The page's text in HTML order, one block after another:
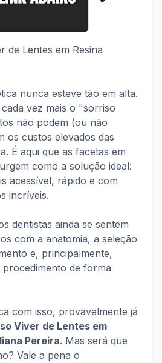
de Lentes em Resina
nunca esteve tão em alta.
vez mais o "sorriso
não podem (ou não
os custos elevados das
É aqui que as facetas em
como a solução ideal:
acessível, rápido e com
incríveis.
dentistas ainda se sentem
com a anatomia, a seleção
e, principalmente,
de forma
com isso, provavelmente já
Viver de Lentes em
Pereira. Mas será que
Vale a pena o